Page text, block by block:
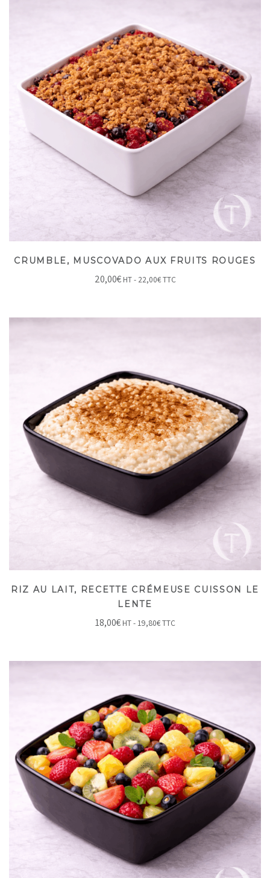
CRUMBLE, MUSCOVADO AUX FRUITS ROUGES
20,00€ HT - 22,00€TTC
RIZ AU LAIT, RECETTE CRÉMEUSE CUISSON LE
LENTE
18,00€ HT - 19,80€TTC